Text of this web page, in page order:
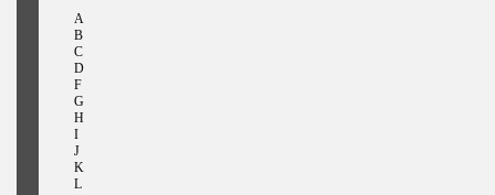
A
B
C
D
F
G
H
I
J
K
L